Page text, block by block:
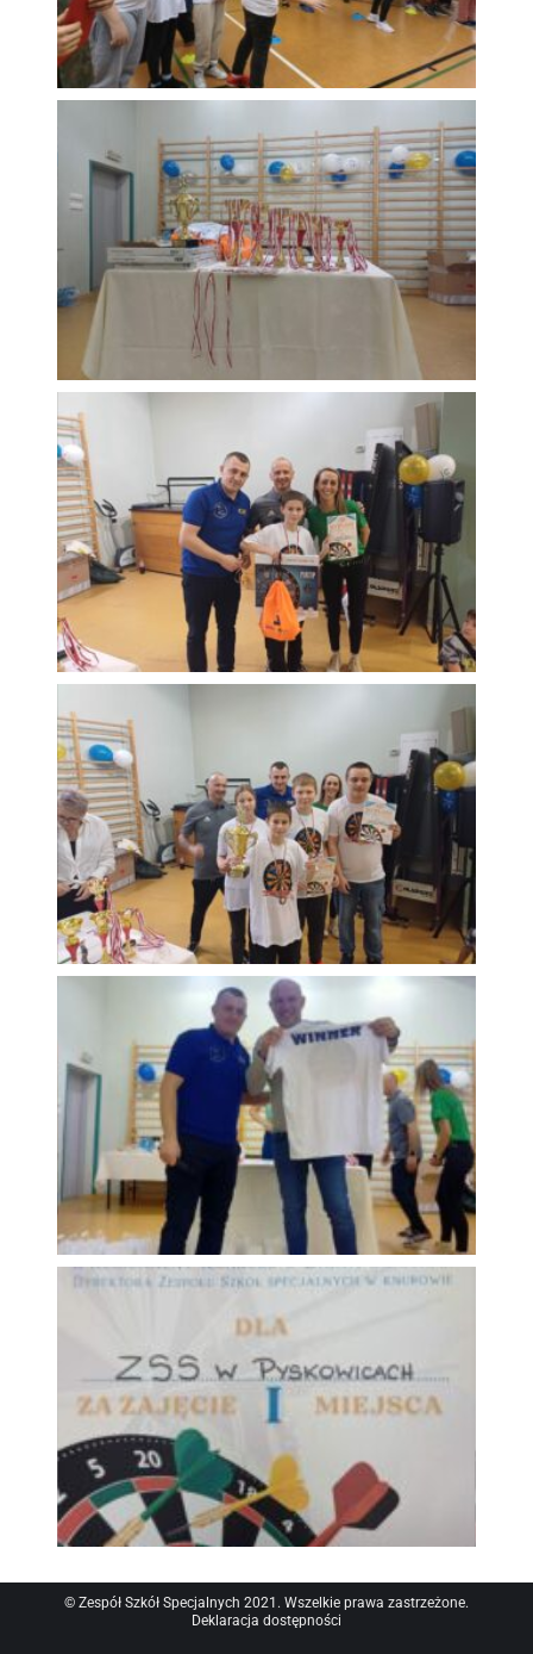
© Zespół Szkół Specjalnych 2021. Wszelkie prawa zastrzeżone.
Deklaracja dostępności